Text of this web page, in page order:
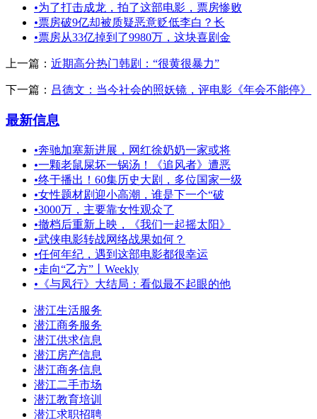
•为了打击成龙，拍了这部电影，票房惨败
•票房破9亿却被质疑恶意贬低李白？长
•票房从33亿掉到了9980万，这块喜剧金
上一篇： 近期高分热门韩剧：“很黄很暴力”
下一篇： 吕德文：当今社会的照妖镜，评电影《年会不能停》
最新信息
•奔驰加塞新进展，网红徐奶奶一家或将
•一颗老鼠屎坏一锅汤！《追风者》遭恶
•终于播出！60集历史大剧，多位国家一级
•女性题材剧迎小高潮，谁是下一个“破
•3000万，主要靠女性观众了
•撤档后重新上映，《我们一起摇太阳》
•武侠电影转战网络战果如何？
•任何年纪，遇到这部电影都很幸运
•走向“乙方”丨Weekly
• 《与凤行》大结局：看似最不起眼的他
潜江生活服务
潜江商务服务
潜江供求信息
潜江房产信息
潜江商务信息
潜江二手市场
潜江教育培训
潜江求职招聘